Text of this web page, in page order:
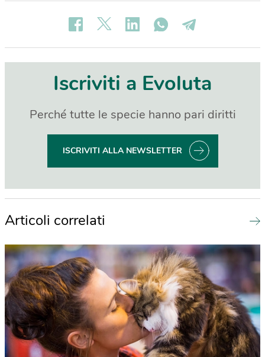
Iscriviti a Evoluta
Perché tutte le specie hanno pari diritti
ISCRIVITI ALLA NEWSLETTER
Articoli correlati